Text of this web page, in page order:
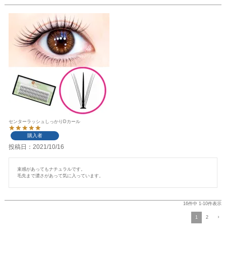
センターラッシュしっかりDカール
購入者
投稿日 2021/10/16
束感があってもナチュラルです。
毛先まで濃さがあって気に入っています。
16件中 1-10件表示
1 2